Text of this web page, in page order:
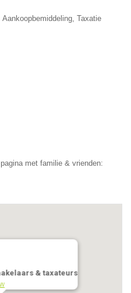
Taxatie
met familie & vrienden:
& taxateurs